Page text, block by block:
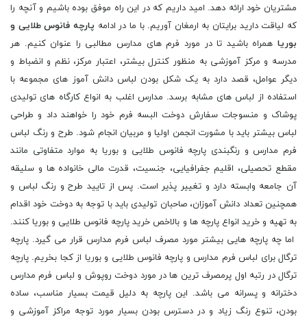
مشتریان خود ارائه دهد. امید داریم که در این راه موفق بوده باشیم و آنچه را
که لیاقت دارید برایتان به ارمغان آوریم. با ما در ادامه پارچه فانوس طلایی و
بوریا همراه باشید تا در مورد فرم های مدارس مطالبی را عنوان کنیم. هر
مدرسه و مرکز آموزشى به منظور کنترل بیشتر، اعتبار مرکز، نظم و انضباط و
دیگر عوامل، قصد دارد به یک شکل بودن لباس دانش آموز هاى مجموعه با
استفاده از لباس های مشابه برسد. مدارس اغلب به انواع کارگاه هاى تولیدى
پوشاک و منسوجات سفارش دوخت البسه فرم خود را خواهند داد و طراحی
لباس بیشتر باید با مشورت انجمن اولیا و مربیان انجام شود. طرح و رنگ لباس
فرم مدارس و رنگبندی پارچه فانوس طلایی و بوریا به موارد متفاوتی مانند
مقطع تحصیلى، اقلیم جفرافیایی، جنسیت، قدرت مالى خانواده ها و سلیقه
آن جامعه وابسته دارد و تغییر پذیر است. پس از تایید طرح و رنگ لباس و
همچنین تعداد دانش آموزان، صاحبان تولیدی باید با توجه به دوخت خود اقدام
به تهیه و خرید انواع پارچه ها و بالاخص خرید پارچه فانوس طلایی و بوریا کنند.
اما چه پارچه هایی بیشتر مورد مصرف لباس فرم مدارس قرار مى گیرد. پارچه
ترگال برای لباس فرم مدارس و پارچه فانوس طلایی و بوریا از کجا بخریم. پارچه
ترگال در رتبه اول پرمصرف ترین ها در مورد دوخت روپوش و لباس فرم مدارس
دخترانه و پسرانه می باشد. این پارچه به دلیل قیمت بسیار مناسب، ساده
بودن، تنوع رنگ زیاد و در دسترس بودن بسیار مورد توجه مراکز آموزشی و